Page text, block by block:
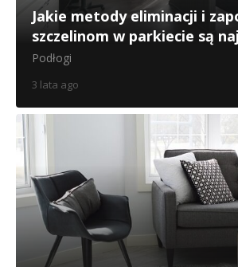
Jakie metody eliminacji i
szczelinom w parkiecie są
Podłogi
3 lata ago